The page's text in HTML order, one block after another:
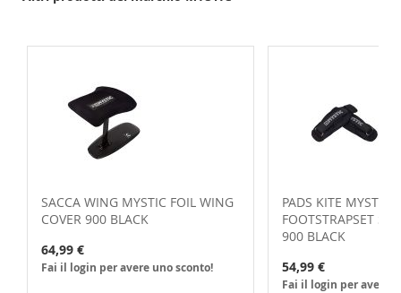
SACCA WING MYSTIC FOIL WING
COVER 900 BLACK
64,99 €
Fai il login per avere uno sconto!
PADS KITE MYSTIC
FOOTSTRAPSET
900 BLACK
54,99 €
Fai il login per avere